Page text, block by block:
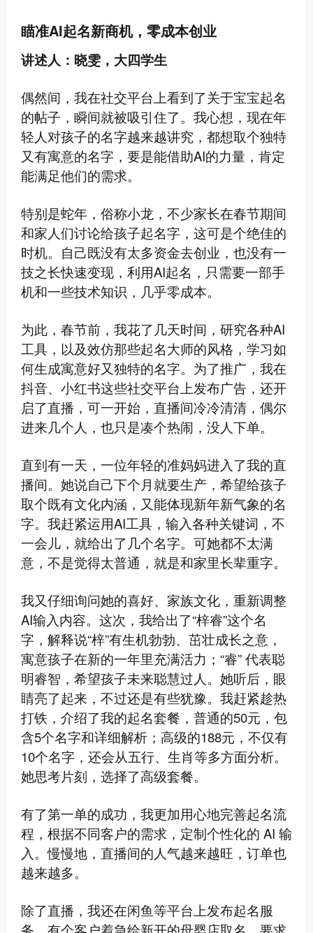
瞄准AI起名新商机，零成本创业
讲述人：晓雯，大四学生
偶然间，我在社交平台上看到了关于宝宝起名
的帖子，瞬间就被吸引住了。我心想，现在年
轻人对孩子的名字越来越讲究，都想取个独特
又有寓意的名字，要是能借助AI的力量，肯定
能满足他们的需求。
特别是蛇年，俗称小龙，不少家长在春节期间
和家人们讨论给孩子起名字，这可是个绝佳的
时机。自己既没有太多资金去创业，也没有一
技之长快速变现，利用AI起名，只需要一部手
机和一些技术知识，几乎零成本。
为此，春节前，我花了几天时间，研究各种AI
工具，以及效仿那些起名大师的风格，学习如
何生成寓意好又独特的名字。为了推广，我在
抖音、小红书这些社交平台上发布广告，还开
启了直播，可一开始，直播间冷冷清清，偶尔
进来几个人，也只是凑个热闹，没人下单。
直到有一天，一位年轻的准妈妈进入了我的直
播间。她说自己下个月就要生产，希望给孩子
取个既有文化内涵，又能体现新年新气象的名
字。我赶紧运用AI工具，输入各种关键词，不
一会儿，就给出了几个名字。可她都不太满
意，不是觉得太普通，就是和家里长辈重字。
我又仔细询问她的喜好、家族文化，重新调整
AI输入内容。这次，我给出了“梓睿”这个名
字，解释说“梓”有生机勃勃、茁壮成长之意，
寓意孩子在新的一年里充满活力；“睿” 代表聪
明睿智，希望孩子未来聪慧过人。她听后，眼
睛亮了起来，不过还是有些犹豫。我赶紧趁热
打铁，介绍了我的起名套餐，普通的50元，包
含5个名字和详细解析；高级的188元，不仅有
10个名字，还会从五行、生肖等多方面分析。
她思考片刻，选择了高级套餐。
有了第一单的成功，我更加用心地完善起名流
程，根据不同客户的需求，定制个性化的 AI 输
入。慢慢地，直播间的人气越来越旺，订单也
越来越多。
除了直播，我还在闲鱼等平台上发布起名服